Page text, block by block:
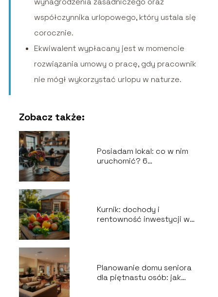
współczynnika urlopowego, który ustala się
corocznie.
Ekwiwalent wypłacany jest w momencie
rozwiązania umowy o pracę, gdy pracownik
nie mógł wykorzystać urlopu w naturze.
Zobacz także:
Posiadam lokal: co w nim
uruchomić? 6
Kurnik: dochody i
rentowność inwestycji w
Planowanie domu seniora
dla piętnastu osób: jak